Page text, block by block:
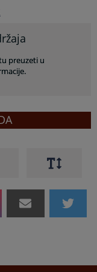
preuzeti u